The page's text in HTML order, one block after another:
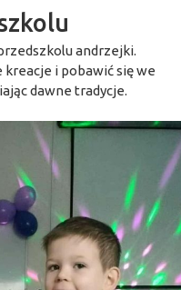
andrzejki.
kreacje i pobawić się we
dawne tradycje.